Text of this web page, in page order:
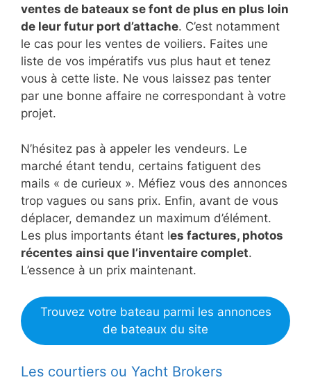
ventes de bateaux se font de plus en plus loin
de leur futur port d’attache. C’est notamment
le cas pour les ventes de voiliers. Faites une
liste de vos impératifs vus plus haut et tenez
vous à cette liste. Ne vous laissez pas tenter
par une bonne affaire ne correspondant à votre
projet.
N’hésitez pas à appeler les vendeurs. Le
marché étant tendu, certains fatiguent des
mails « de curieux ». Méfiez vous des annonces
trop vagues ou sans prix. Enfin, avant de vous
déplacer, demandez un maximum d’élément.
Les plus importants étant les factures, photos
récentes ainsi que l’inventaire complet.
L’essence à un prix maintenant.
Trouvez votre bateau parmi les annonces
de bateaux du site
Les courtiers ou Yacht Brokers